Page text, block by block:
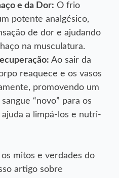
e da Dor: O frio
potente analgésico,
de dor e ajudando
na musculatura.
Ao sair da
reaquece e os vasos
promovendo um
“novo” para os
a limpá-los e nutri-
mitos e verdades do
artigo sobre